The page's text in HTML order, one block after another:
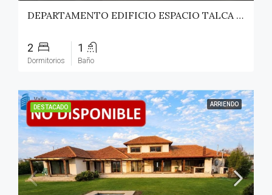
DEPARTAMENTO EDIFICIO ESPACIO TALCA – TALCA
2
Dormitorios
1
Baño
DESTACADO ARRIENDO